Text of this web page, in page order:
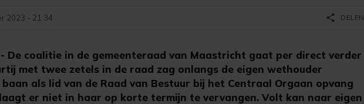
- De coalitie in de gemeenteraad van Maastricht gaat per direct verder
met twee zetels in de raad zag onlangs de eigen wethouder
als lid van de Raad van Bestuur bij het Centraal Orgaan opvang
er niet in haar op korte termijn te vervangen. Volt kan naar eigen
2023 - 21:34 share DELEN